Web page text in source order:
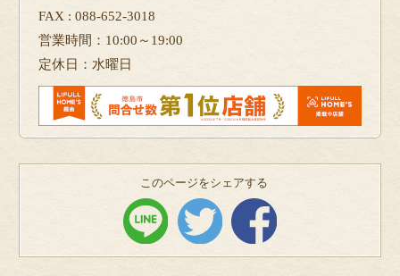
FAX : 088-652-3018
営業時間：10:00～19:00
定休日：水曜日
このページをシェアする